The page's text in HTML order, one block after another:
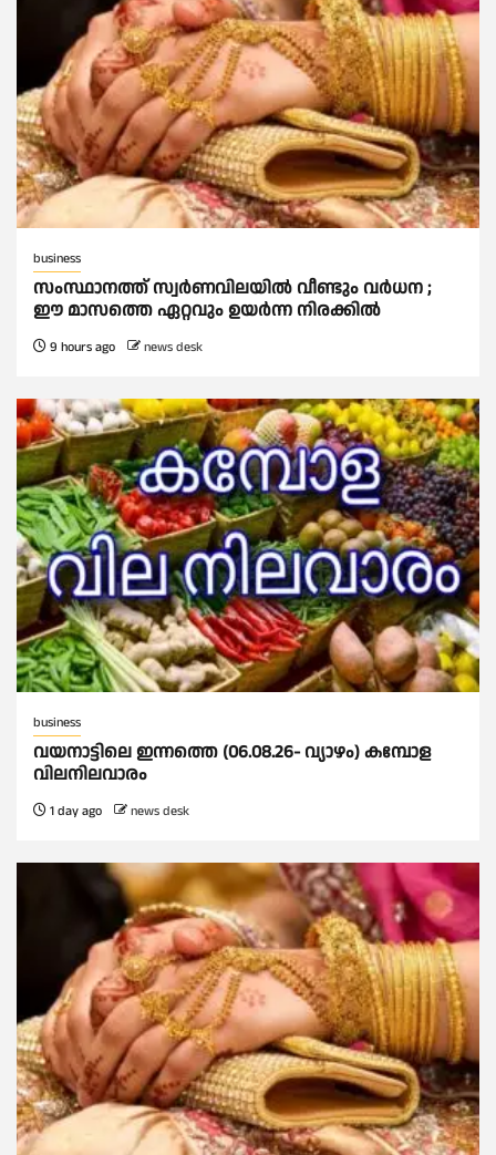
business
സംസ്ഥാനത്ത് സ്വര്‍ണവിലയില്‍ വീണ്ടും വര്‍ധന ;
ഈ മാസത്തെ ഏറ്റവും ഉയര്‍ന്ന നിരക്കില്‍
9 hours ago news desk
business
വയനാട്ടിലെ ഇന്നത്തെ (06.08.26- വ്യാഴം) കമ്പോള
വിലനിലവാരം
1 day ago news desk